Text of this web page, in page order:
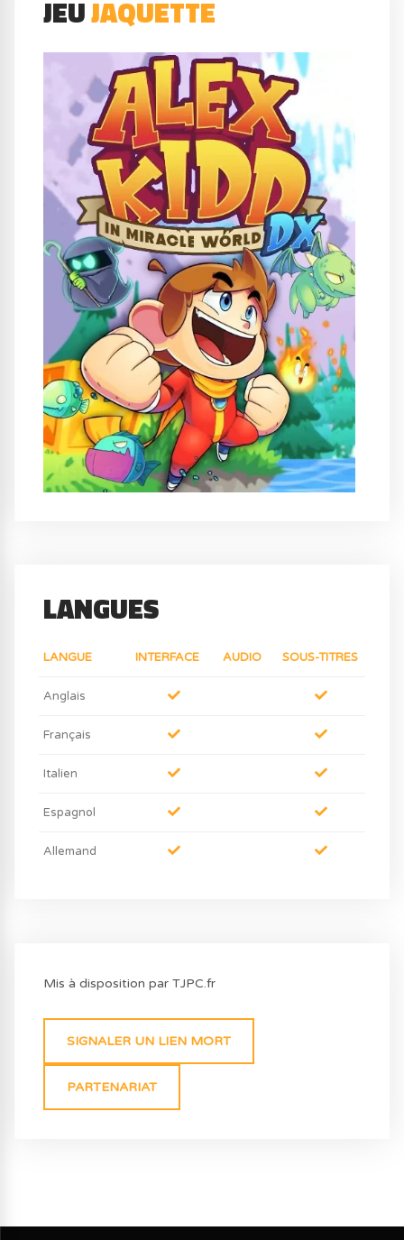
JEUJAQUETTE
LANGUES
LANGUE INTERFACE AUDIO SOUS-TITRES
Anglais
Français
Italien
Espagnol
Allemand
Mis à disposition par TJPC.fr
SIGNALER UN LIEN MORT
PARTENARIAT